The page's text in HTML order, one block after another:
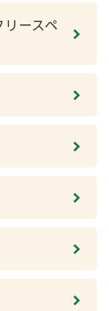
ースペ